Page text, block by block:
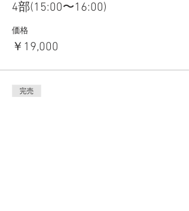
4部(15:00〜16:00)
価格
￥19,000
完売